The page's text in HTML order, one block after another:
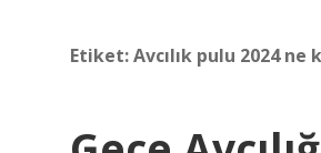
Etiket:Avcılık pulu 2024 ne